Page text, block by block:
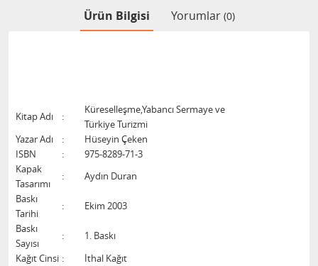
Ürün Bilgisi Yorumlar (0)
Kitap Adı :
Küreselleşme,Yabancı Sermaye ve
Türkiye Turizmi
Yazar Adı
:
Hüseyin Çeken
ISBN
:
975-8289-71-3
Kapak
Tasarımı
:
Aydın Duran
Baskı
Tarihi
:
Ekim 2003
Baskı
Sayısı
:
1. Baskı
Kağıt Cinsi :
İthal Kağıt